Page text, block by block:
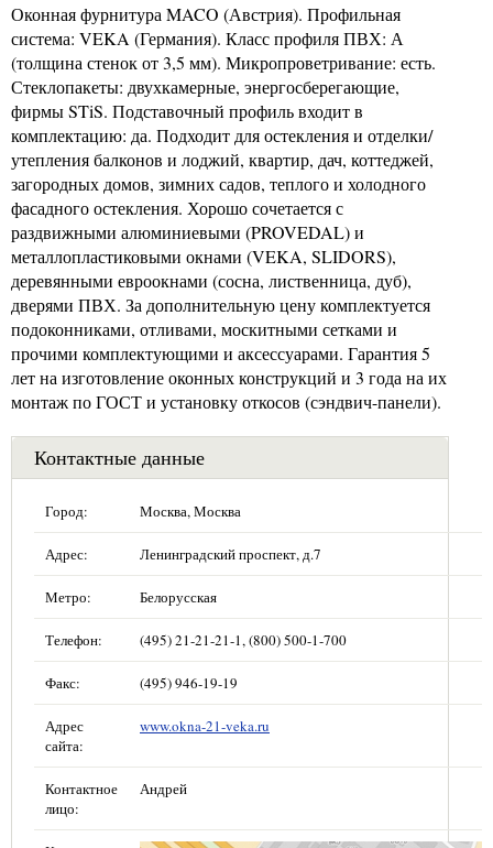
Оконная фурнитура MACO (Австрия). Профильная
система: VEKA (Германия). Класс профиля ПВХ: А
(толщина стенок от 3,5 мм). Микропроветривание: есть.
Стеклопакеты: двухкамерные, энергосберегающие,
фирмы STiS. Подставочный профиль входит в
комплектацию: да. Подходит для остекления и отделки/
утепления балконов и лоджий, квартир, дач, коттеджей,
загородных домов, зимних садов, теплого и холодного
фасадного остекления. Хорошо сочетается с
раздвижными алюминиевыми (PROVEDAL) и
металлопластиковыми окнами (VEKA, SLIDORS),
деревянными евроокнами (сосна, лиственница, дуб),
дверями ПВХ. За дополнительную цену комплектуется
подоконниками, отливами, москитными сетками и
прочими комплектующими и аксессуарами. Гарантия 5
лет на изготовление оконных конструкций и 3 года на их
монтаж по ГОСТ и установку откосов (сэндвич-панели).
Контактные данные
Город: Москва, Москва
Адрес: Ленинградский проспект, д.7
Метро: Белорусская
Телефон: (495) 21-21-21-1, (800) 500-1-700
Факс: (495) 946-19-19
Адрес
сайта:
www.okna-21-veka.ru
Контактное
лицо:
Андрей